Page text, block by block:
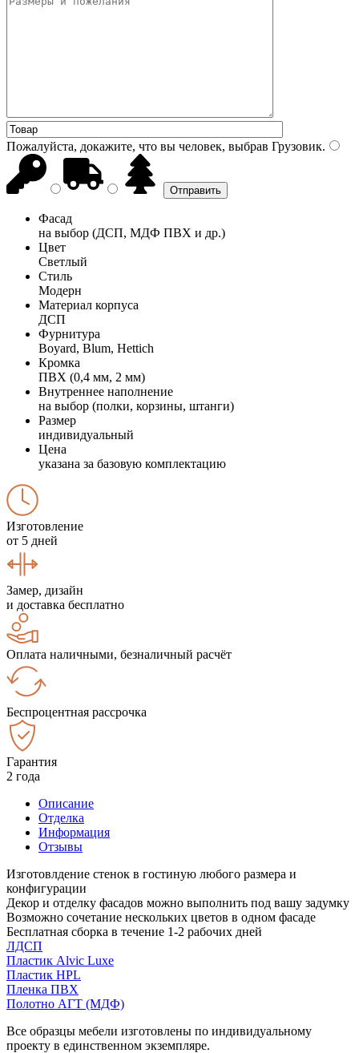
Пожалуйста, докажите, что вы человек, выбрав Грузовик.
Фасад
на выбор (ДСП, МДФ ПВХ и др.)
Цвет
Светлый
Стиль
Модерн
Материал корпуса
ДСП
Фурнитура
Boyard, Blum, Hettich
Кромка
ПВХ (0,4 мм, 2 мм)
Внутреннее наполнение
на выбор (полки, корзины, штанги)
Размер
индивидуальный
Цена
указана за базовую комплектацию
Изготовление
от 5 дней
Замер, дизайн
и доставка бесплатно
Оплата наличными, безналичный расчёт
Беспроцентная рассрочка
Гарантия
2 года
Описание
Отделка
Информация
Отзывы
Изготовлдение стенок в гостиную любого размера и
конфигурации
Декор и отделку фасадов можно выполнить под вашу задумку
Возможно сочетание нескольких цветов в одном фасаде
Бесплатная сборка в течение 1-2 рабочих дней
ЛДСП
Пластик Alvic Luxe
Пластик HPL
Пленка ПВХ
Полотно АГТ (МДФ)
Все образцы мебели изготовлены по индивидуальному
проекту в единственном экземпляре.